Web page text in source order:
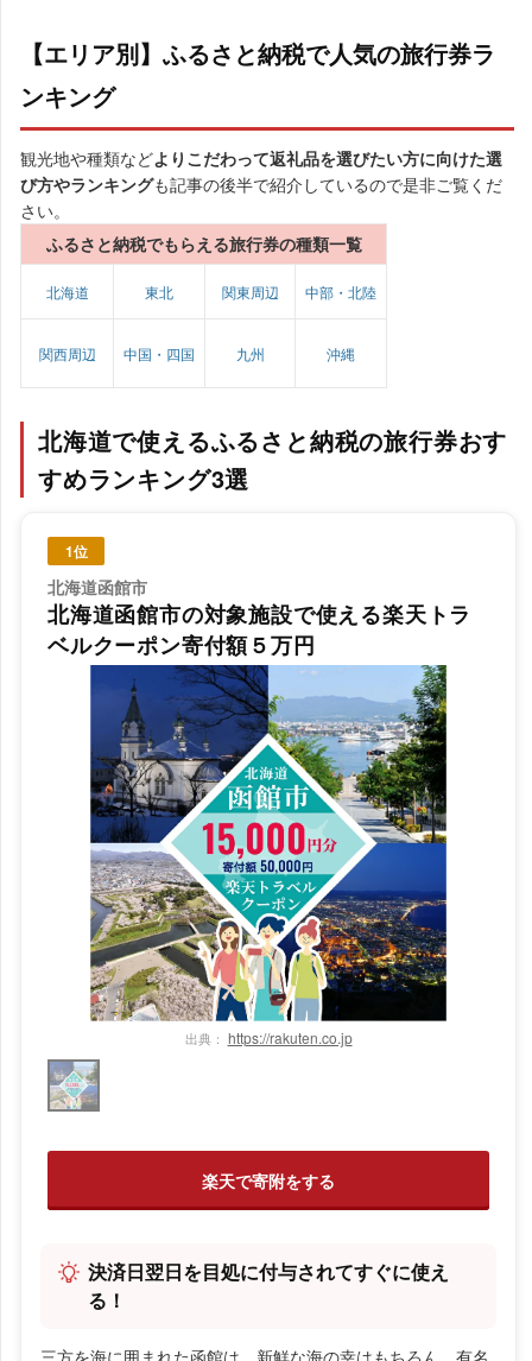
【エリア別】ふるさと納税で人気の旅行券ラ
ンキング
観光地や種類などよりこだわって返礼品を選びたい方に向けた選
び方やランキングも記事の後半で紹介しているので是非ご覧くだ
さい。
ふるさと納税でもらえる旅行券の種類一覧
北海道 東北 関東周辺 中部・北陸
関西周辺 中国・四国 九州 沖縄
北海道で使えるふるさと納税の旅行券おす
すめランキング3選
1位
出典： https://rakuten.co.jp
北海道函館市
北海道函館市の対象施設で使える楽天トラ
ベルクーポン寄付額５万円
楽天で寄附をする
決済日翌日を目処に付与されてすぐに使え
る！